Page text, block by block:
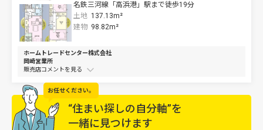
名鉄三河線「高浜港」駅まで徒歩19分
土地 137.13m²
建物 98.82m²
ホームトレードセンター株式会社
岡崎営業所
販売店コメントを
お任せください。
“住まい探しの自分軸”を
一緒に見つけます